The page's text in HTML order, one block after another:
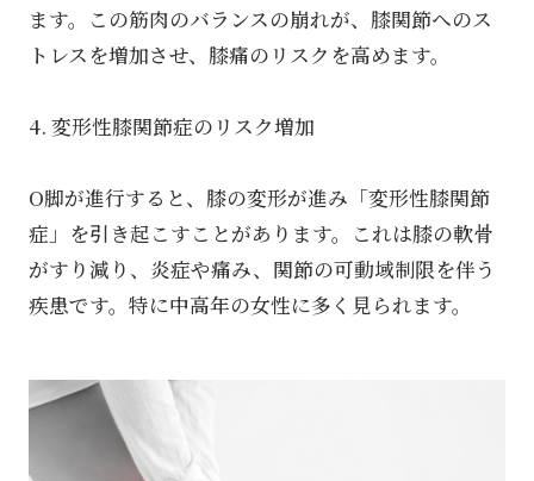
ます。この筋肉のバランスの崩れが、膝関節へのス
トレスを増加させ、膝痛のリスクを高めます。
4. 変形性膝関節症のリスク増加
O脚が進行すると、膝の変形が進み「変形性膝関節
症」を引き起こすことがあります。これは膝の軟骨
がすり減り、炎症や痛み、関節の可動域制限を伴う
疾患です。特に中高年の女性に多く見られます。